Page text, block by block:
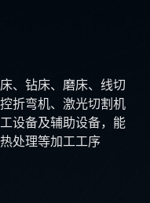
、钻床、磨床、线切
折弯机、激光切割机
设备及辅助设备，能
处理等加工工序